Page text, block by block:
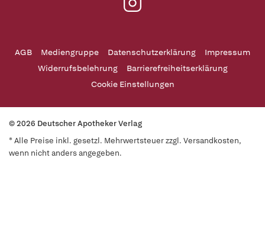
AGB Mediengruppe Datenschutzerklärung
Impressum
Widerrufsbelehrung
Barrierefreiheitserklärung
Cookie Einstellungen
© 2026 Deutscher Apotheker Verlag
* Alle Preise inkl. gesetzl. Mehrwertsteuer zzgl. Versandkosten,
wenn nicht anders angegeben.